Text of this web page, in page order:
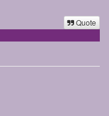
Quote